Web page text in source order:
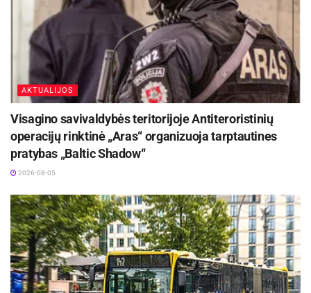
AKTUALIJOS
Visagino savivaldybės teritorijoje Antiteroristinių
operacijų rinktinė „Aras“ organizuoja tarptautines
pratybas „Baltic Shadow“
2026-08-05